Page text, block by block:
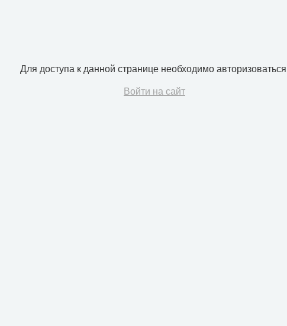
Для доступа к данной странице необходимо
Войти на сайт